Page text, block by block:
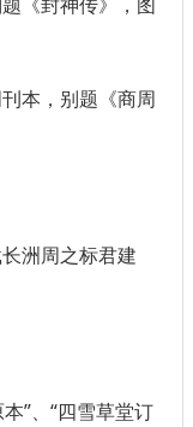
本，别题《商周
洲周之标君建
”、“四雪草堂订